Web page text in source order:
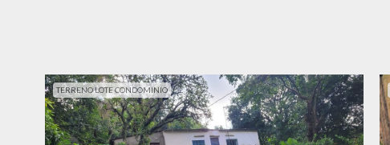
TERRENO LOTE CONDOMINIO